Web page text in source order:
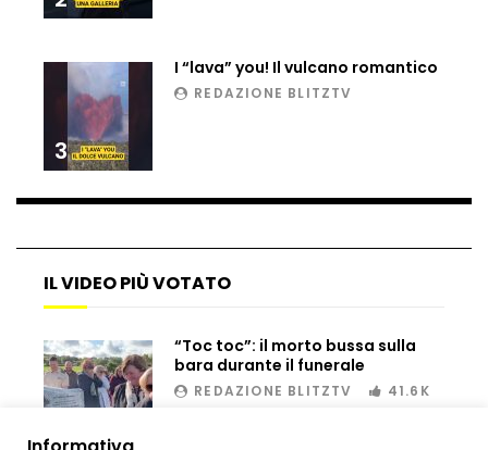
Tir bloccato sul passaggio a livello:
treno lo distrugge
all’improvviso
Auto fuori controllo in Guatemala,
Russia sotto zero: fiumi congelati e navi
3
I “lava” you! Il vulcano romantico
REDAZIONE BLITZTV
IL VIDEO PIÙ VOTATO
00:02
“Toc toc”: il morto bussa sulla
bara durante il funerale
REDAZIONE BLITZTV 41.6K